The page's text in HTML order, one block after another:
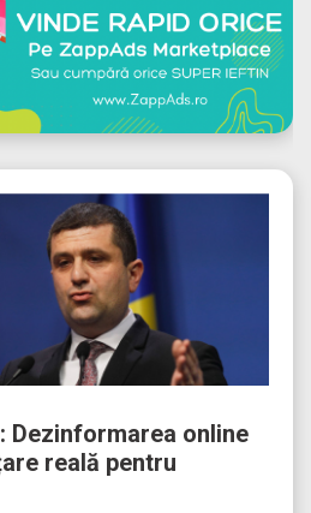
Dezinformarea online
reală pentru